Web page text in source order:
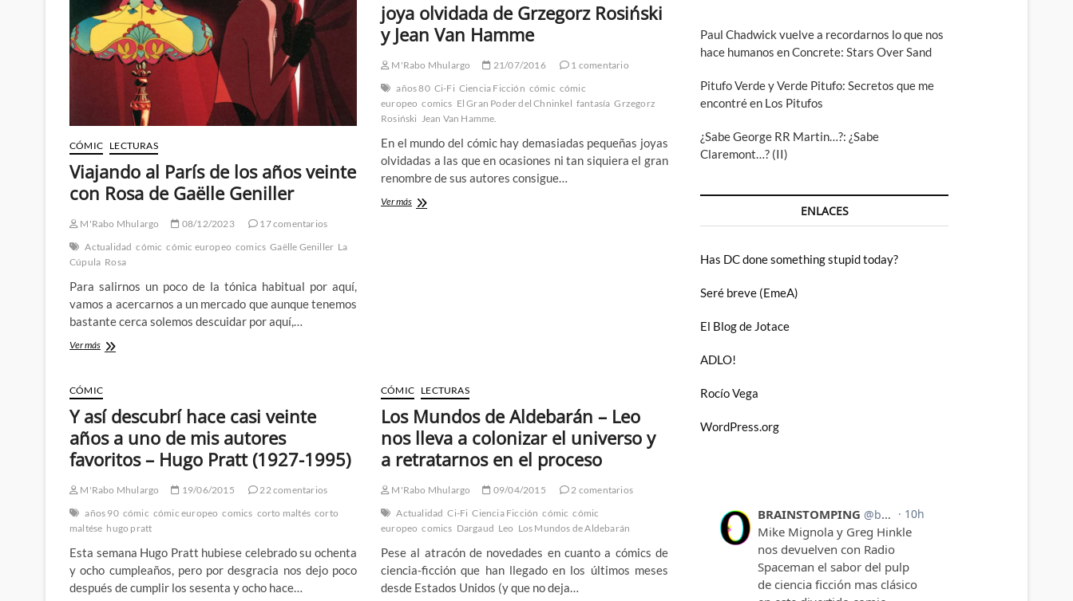
Botones
de
Verde
Caqui
de
Schwartz
CÓMIC LECTURAS
Viajando al París de los años veinte
con Rosa de Gaëlle Geniller
M'Rabo Mhulargo 08/12/2023
17 comentarios
Actualidad cómic cómic europeo comics Gaëlle Geniller La
Cúpula Rosa
Para salirnos un poco de la tónica habitual por aquí,
vamos a acercarnos a un mercado que aunque tenemos
bastante cerca solemos descuidar por aquí,…
Ver másViajando
de
los
años
con
Rosa
Gaëlle
joya olvidada de Grzegorz Rosiński
y Jean Van Hamme
M'Rabo Mhulargo 21/07/2016
1 comentario
años 80 Ci-Fi Ciencia Ficción cómic cómic
europeo comics El Gran Poder del Chninkel fantasía Grzegorz
Rosiński Jean Van Hamme.
En el mundo del cómic hay demasiadas pequeñas joyas
olvidadas a las que en ocasiones ni tan siquiera el gran
renombre de sus autores consigue…
Ver másEl
Jean
Van
Hamme
CÓMIC
Y así descubrí hace casi veinte
años a uno de mis autores
favoritos – Hugo Pratt (1927-1995)
M'Rabo Mhulargo 19/06/2015
22 comentarios
años 90 cómic cómic europeo comics corto maltés corto
maltése hugo pratt
Esta semana Hugo Pratt hubiese celebrado su ochenta
y ocho cumpleaños, pero por desgracia nos dejo poco
después de cumplir los sesenta y ocho hace…
CÓMIC LECTURAS
Los Mundos de Aldebarán – Leo
nos lleva a colonizar el universo y
a retratarnos en el proceso
M'Rabo Mhulargo 09/04/2015
2 comentarios
Actualidad Ci-Fi Ciencia Ficción cómic cómic
europeo comics Dargaud Leo Los Mundos de Aldebarán
Pese al atracón de novedades en cuanto a cómics de
ciencia-ficción que han llegado en los últimos meses
desde Estados Unidos (y que no deja…
Paul Chadwick vuelve a recordarnos lo que nos
hace humanos en Concrete: Stars Over Sand
Pitufo Verde y Verde Pitufo: Secretos que me
encontré en Los Pitufos
¿Sabe George RR Martin…?: ¿Sabe
Claremont…? (II)
ENLACES
Has DC done something stupid today?
Seré breve (EmeA)
El Blog de Jotace
ADLO!
Rocío Vega
WordPress.org